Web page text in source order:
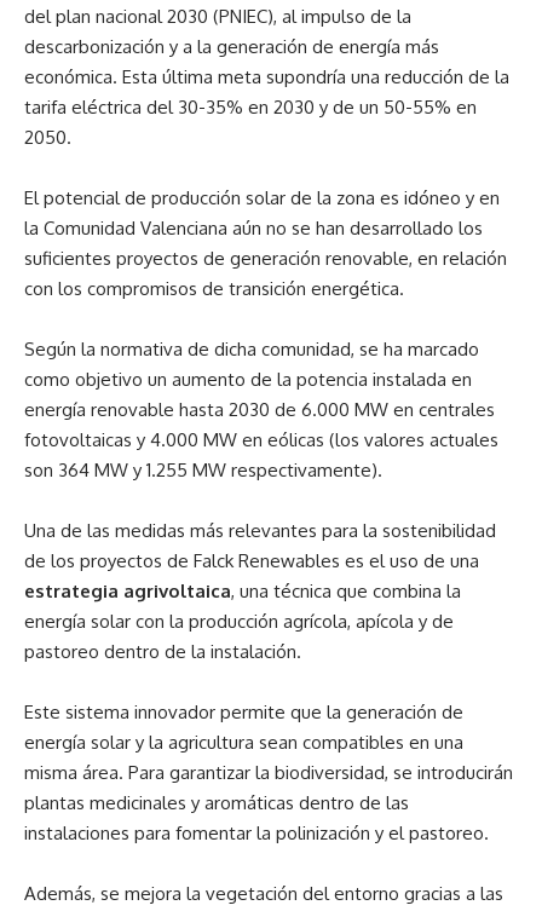
del plan nacional 2030 (PNIEC), al impulso de la
descarbonización y a la generación de energía más
económica. Esta última meta supondría una reducción de la
tarifa eléctrica del 30-35% en 2030 y de un 50-55% en
2050.
El potencial de producción solar de la zona es idóneo y en
la Comunidad Valenciana aún no se han desarrollado los
suficientes proyectos de generación renovable, en relación
con los compromisos de transición energética.
Según la normativa de dicha comunidad, se ha marcado
como objetivo un aumento de la potencia instalada en
energía renovable hasta 2030 de 6.000 MW en centrales
fotovoltaicas y 4.000 MW en eólicas (los valores actuales
son 364 MW y 1.255 MW respectivamente).
Una de las medidas más relevantes para la sostenibilidad
de los proyectos de Falck Renewables es el uso de una
estrategia agrivoltaica, una técnica que combina la
energía solar con la producción agrícola, apícola y de
pastoreo dentro de la instalación.
Este sistema innovador permite que la generación de
energía solar y la agricultura sean compatibles en una
misma área. Para garantizar la biodiversidad, se introducirán
plantas medicinales y aromáticas dentro de las
instalaciones para fomentar la polinización y el pastoreo.
Además, se mejora la vegetación del entorno gracias a las